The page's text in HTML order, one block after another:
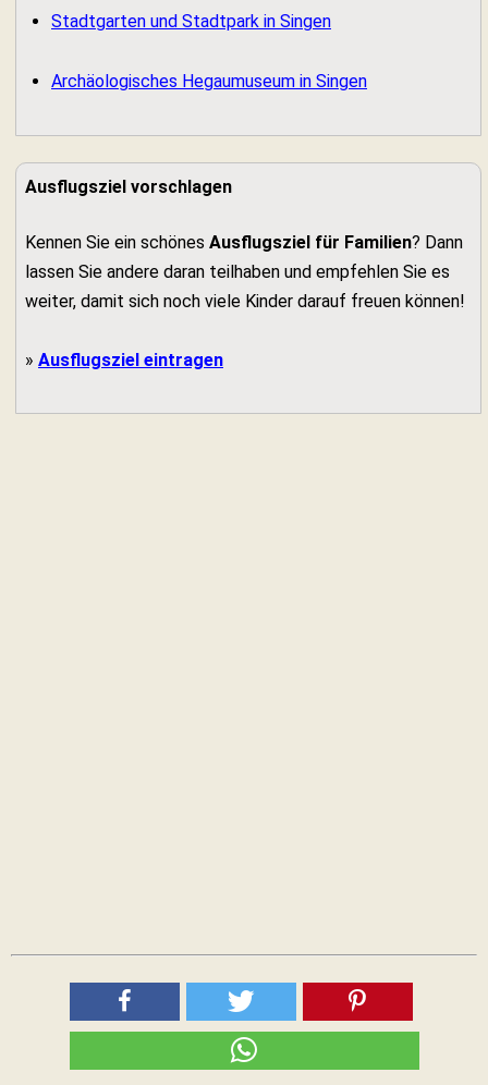
Stadtgarten und Stadtpark in Singen
Archäologisches Hegaumuseum in Singen
Ausflugsziel vorschlagen
Kennen Sie ein schönes Ausflugsziel für Familien? Dann
lassen Sie andere daran teilhaben und empfehlen Sie es
weiter, damit sich noch viele Kinder darauf freuen können!
» Ausflugsziel eintragen